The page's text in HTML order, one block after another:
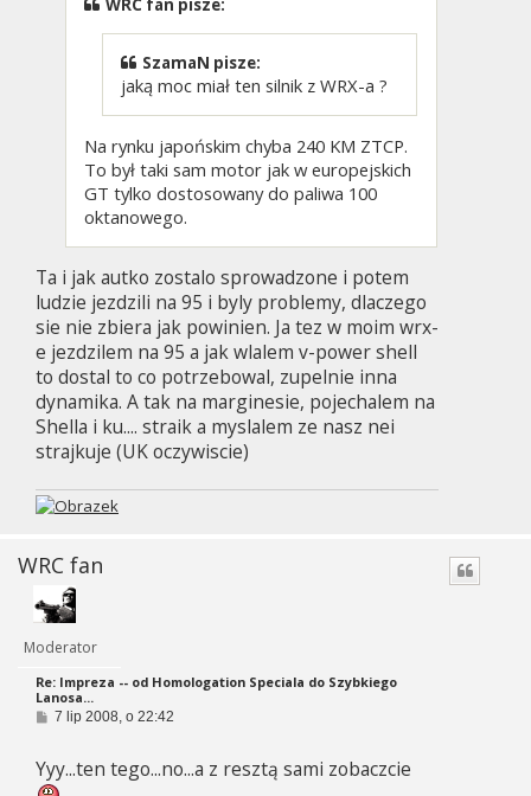
WRC fan pisze:
SzamaN pisze:
jaką moc miał ten silnik z WRX-a ?
Na rynku japońskim chyba 240 KM ZTCP.
To był taki sam motor jak w europejskich
GT tylko dostosowany do paliwa 100
oktanowego.
Ta i jak autko zostalo sprowadzone i potem
ludzie jezdzili na 95 i byly problemy, dlaczego
sie nie zbiera jak powinien. Ja tez w moim wrx-
e jezdzilem na 95 a jak wlalem v-power shell
to dostal to co potrzebowal, zupelnie inna
dynamika. A tak na marginesie, pojechalem na
Shella i ku.... straik a myslalem ze nasz nei
strajkuje (UK oczywiscie)
WRC fan
Moderator
Re: Impreza -- od Homologation Speciala do Szybkiego
Lanosa...
P
t
7 lip 2008, o 22:42
Yyy...ten tego...no...a z resztą sami zobaczcie